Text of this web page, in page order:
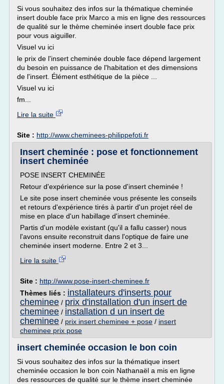
Si vous souhaitez des infos sur la thématique cheminée
insert double face prix Marco a mis en ligne des ressources
de qualité sur le thème cheminée insert double face prix
pour vous aiguiller.
Visuel vu ici
le prix de l'insert cheminée double face dépend largement
du besoin en puissance de l'habitation et des dimensions
de l'insert. Élément esthétique de la pièce ...
Visuel vu ici
fm...
Lire la suite
Site : http://www.cheminees-philippefoti.fr
Insert cheminée : pose et fonctionnement
insert cheminée
POSE INSERT CHEMINÉE
Retour d'expérience sur la pose d'insert cheminée !
Le site pose insert cheminée vous présente les conseils
et retours d'expérience tirés à partir d'un projet réel de
mise en place d'un habillage d'insert cheminée.
Partis d'un modèle existant (qu'il a fallu casser) nous
l'avons ensuite reconstruit dans l'optique de faire une
cheminée insert moderne. Entre 2 et 3...
Lire la suite
Site : http://www.pose-insert-cheminee.fr
Thèmes liés : installateurs d'inserts pour
cheminee / prix d'installation d'un insert de
cheminee / installation d un insert de
cheminee / prix insert cheminee + pose / insert
cheminee prix pose
insert cheminée occasion le bon coin
Si vous souhaitez des infos sur la thématique insert
cheminée occasion le bon coin Nathanaël a mis en ligne
des ressources de qualité sur le thème insert cheminée